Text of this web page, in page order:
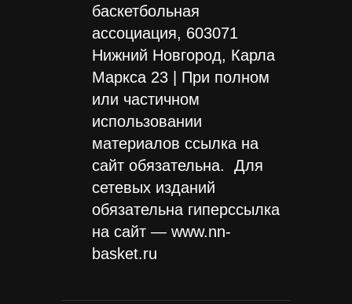
баскетбольная
ассоциация, 603071
Нижний Новгород, Карла
Маркса 23 | При полном
или частичном
использовании
материалов ссылка на
сайт обязательна. Для
сетевых изданий
обязательна гиперссылка
на сайт — www.nn-
basket.ru